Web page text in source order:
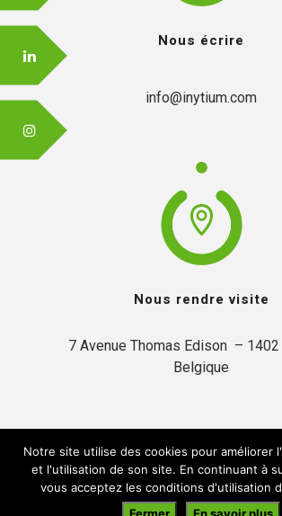
Nous écrire
info@inytium.com
Nous rendre visite
7 Avenue Thomas Edison  –
Belgique
© 2019 Inytium | Créé par:A2Com
Notre site utilise des cookies pour améliorer
et l'utilisation de son site. En continuant à
vous acceptez les conditions d'utilisation